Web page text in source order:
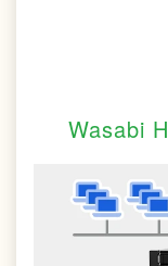
Wasabi